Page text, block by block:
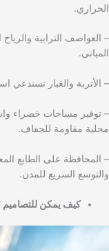
الحراري.
– العواصف الترابية
المباني.
– الأتربة والغبار تستدعي
– توفير مساحات خضراء
محلية مقاومة للجفاف.
– المحافظة على الطابع
والتوسع السريع للمدن.
كيف يمكن للتصاميم